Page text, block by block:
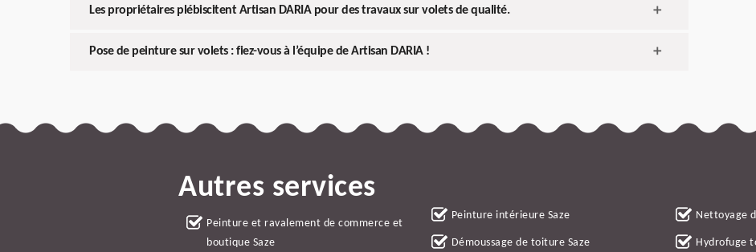
Les propriétaires plébiscitent Artisan DARIA pour des travaux sur volets de qualité.
Pose de peinture sur volets : fiez-vous à l’équipe de Artisan DARIA !
Autres services
Peinture et ravalement de commerce et
boutique Saze
Peinture intérieure Saze
Démoussage de toiture Saze
Nettoyage
Hydrofuge